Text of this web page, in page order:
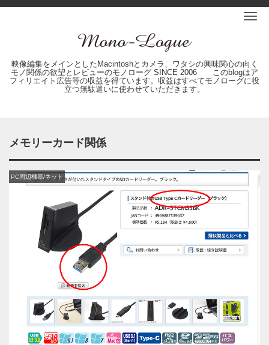
映像編集をメインとしたMacintoshとカメラ、ワタシの興味関心の向く
モノ関係の欲望とレビューのモノローグ SINCE 2006 このblogはア
フィリエイト広告等の収益を得ています。収益はすべてモノローグに役
立つ無駄遣いに使わせていただきます。
メモリーカード関係
PC周辺機器/ネット